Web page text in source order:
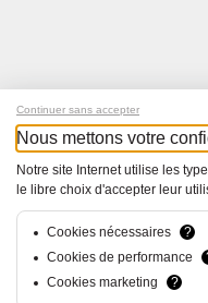
Continuer sans accepter
Nous mettons votre
Notre site Internet utilise les
le libre choix d'accepter leur
Cookies nécessaires
?
Cookies de performance
Cookies marketing
?